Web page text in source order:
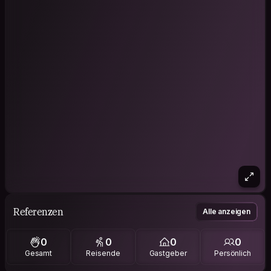
Referenzen Alle anzeigen
0
Gesamt
0
Reisende
0
Gastgeber
0
Persönlich